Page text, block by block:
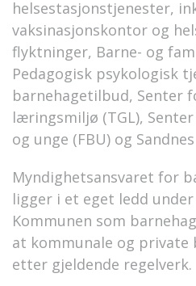
helsestasjonstjenester,
vaksinasjonskontor og
flyktninger, Barne- og
Pedagogisk psykologisk
barnehagetilbud, Senter
læringsmiljø (TGL),
og unge (FBU) og
Myndighetsansvaret for
ligger i et eget ledd
Kommunen som
at kommunale og private
etter gjeldende regelverk.